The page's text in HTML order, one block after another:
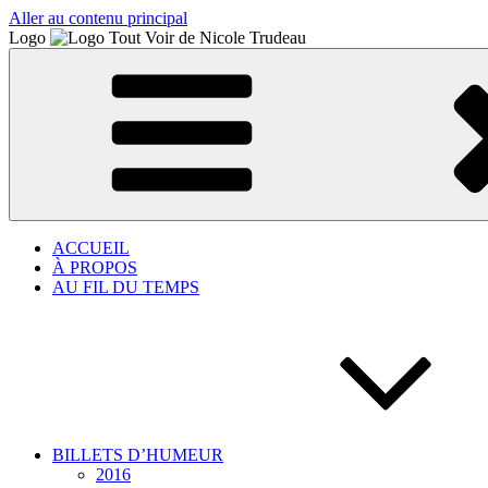
Aller au contenu principal
Logo
ACCUEIL
À PROPOS
AU FIL DU TEMPS
BILLETS D’HUMEUR
2016